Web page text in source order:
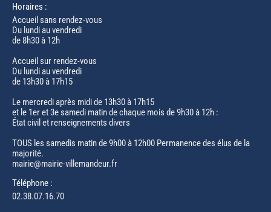
Horaires :
Accueil sans rendez-vous
Du lundi au vendredi
de 8h30 à 12h
Accueil sur rendez-vous
Du lundi au vendredi
de 13h30 à 17h15
Le mercredi après midi de 13h30 à 17h15
et le 1er et 3e samedi matin de chaque mois de 9h30 à 12h :
État civil et renseignements divers
TOUS les samedis matin de 9h00 à 12h00 Permanence des élus de la
majorité.
mairie@mairie-villemandeur.fr
Téléphone :
02.38.07.16.70